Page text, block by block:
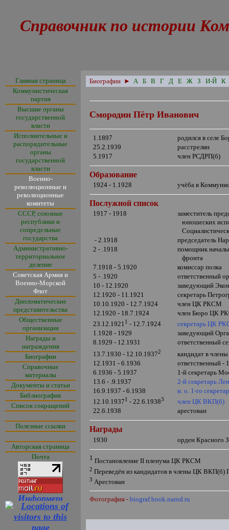
Справочник по истории
Главная страница
Коммунистическая
партия
Высшие органы
государственной
власти
Исполнительные и
распорядительные
органы
государственной
власти
Военно-
революционные и
революционные
комитеты
СССР, союзные
республики и
сопредельные
государства
Административно-
территориальное
деление
Советская Армия и
Военно-Морской
Флот
Дипломатические
представительства
Общественные
организации
Награды и
награждения
Биографии
Справочные
материалы
Документы и статьи
Библиография
Список сокращений
Полезные ссылки
Авторская страница
Почта
Биографии ► А Б В Г Д Е Ж З И-Й К
Смородин Пётр Иванович
1.1897
родился в селе
25.2.1939
расстрелян
5.1917
член РСДРП(б)
Образование
1924 - 1.1928 учёба в
Послужной список
1917 - 1918
заместитель
юношеских
- 2.1918
председатель
2 - .1918
помощник
фронта
7.1918 - 5.1920
комиссар полка
5 - .1920
ответственный
10 - 12.1920
заведующий
12.1920 - 11.1921
секретарь
10.10.1920 - 12.7.1924
член ЦК РКСМ
12.1920 - 18.7.1924
член Бюро ЦК
23.12.19211 - 12.7.1924
секретарь ЦК
1.1928 - 1929
заведующий
8.1929 - 12.1931
ответственный
13.7.1930 - 12.10.19372
кандидат в
12.1931 - 6.1936
ответственный -
6.1936 - 5.1937
1-й секретарь
13.6 - .9.1937
2-й секретарь
16.9.1937 - 6.1938
и. о. 1-го
12.10.19371 - 22.6.19383
член ЦК ВКП(б)
22.6.1938
арестован
Награды
1930 орден Красного
1 ПостановлениеIIпленума ЦК РКСМ
2 Переведён из кандидатов в члены ЦК
3 Арестован
Фотография -biograf.book.narod.ru